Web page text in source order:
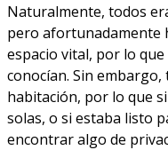
Naturalmente, todos
pero afortunadamente
espacio vital, por lo
conocían. Sin
habitación, por lo que
solas, o si estaba listo
encontrar algo de